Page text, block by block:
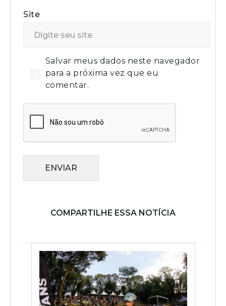
Site
Salvar meus dados neste navegador
para a próxima vez que eu
comentar.
ENVIAR
COMPARTILHE ESSA NOTÍCIA